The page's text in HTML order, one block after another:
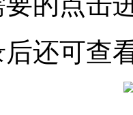
还可查